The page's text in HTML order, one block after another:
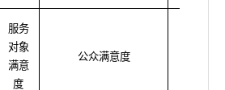
服务
对象
满意
度
公众满意度